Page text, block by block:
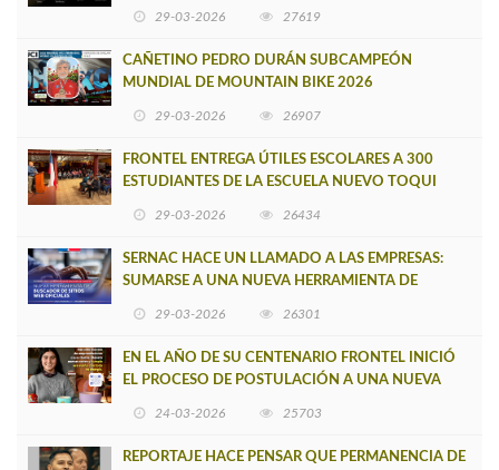
29-03-2026 27619
CAÑETINO PEDRO DURÁN SUBCAMPEÓN
MUNDIAL DE MOUNTAIN BIKE 2026
29-03-2026 26907
FRONTEL ENTREGA ÚTILES ESCOLARES A 300
ESTUDIANTES DE LA ESCUELA NUEVO TOQUI
29-03-2026 26434
SERNAC HACE UN LLAMADO A LAS EMPRESAS:
SUMARSE A UNA NUEVA HERRAMIENTA DE
29-03-2026 26301
EN EL AÑO DE SU CENTENARIO FRONTEL INICIÓ
EL PROCESO DE POSTULACIÓN A UNA NUEVA
24-03-2026 25703
REPORTAJE HACE PENSAR QUE PERMANENCIA DE